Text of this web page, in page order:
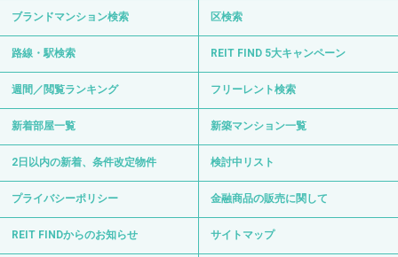
ブランドマンション検索 区検索
路線・駅検索 REIT FIND 5大キャンペーン
週間／閲覧ランキング フリーレント検索
新着部屋一覧 新築マンション一覧
2日以内の新着、条件改定物件 検討中リスト
プライバシーポリシー 金融商品の販売に関して
REIT FINDからのお知らせ サイトマップ